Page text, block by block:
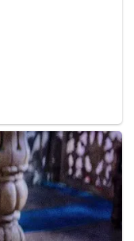
dalam BN, UPP
walaupun ia
dibenar
beliau
calon tidak